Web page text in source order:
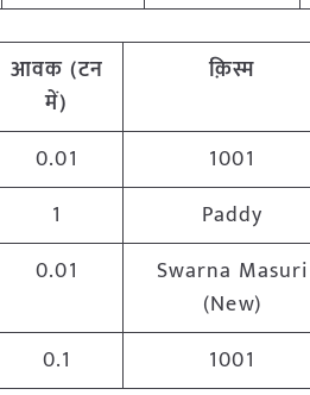
आवक (टन
में)
क़िस्म
0.01 1001
1 Paddy
0.01
Swarna Masuri
(New)
0.1 1001